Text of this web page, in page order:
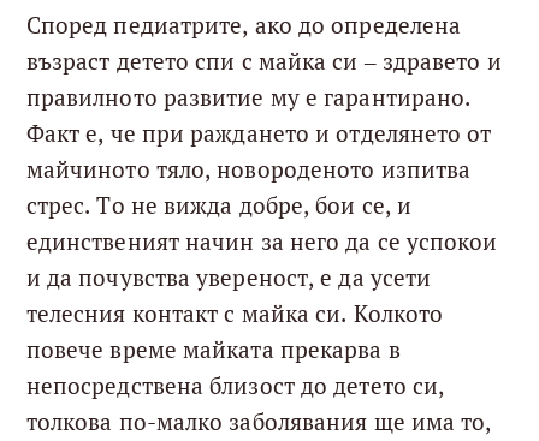
Според педиатрите, ако до определена
възраст детето спи с майка си – здравето и
правилното развитие му е гарантирано.
Факт е, че при раждането и отделянето от
майчиното тяло, новороденото изпитва
стрес. То не вижда добре, бои се, и
единственият начин за него да се успокои
и да почувства увереност, е да усети
телесния контакт с майка си. Колкото
повече време майката прекарва в
непосредствена близост до детето си,
толкова по-малко заболявания ще има то,